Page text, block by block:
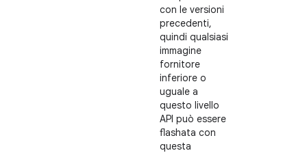
con le versioni
precedenti,
quindi qualsiasi
immagine
fornitore
inferiore o
uguale a
questo livello
API può essere
flashata con
questa